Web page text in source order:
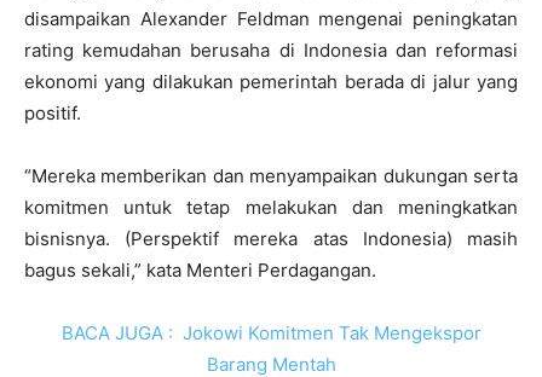
disampaikan Alexander Feldman mengenai peningkatan
rating kemudahan berusaha di Indonesia dan reformasi
ekonomi yang dilakukan pemerintah berada di jalur yang
positif.
“Mereka memberikan dan menyampaikan dukungan serta
komitmen untuk tetap melakukan dan meningkatkan
bisnisnya. (Perspektif mereka atas Indonesia) masih
bagus sekali,” kata Menteri Perdagangan.
BACA JUGA : Jokowi Komitmen Tak Mengekspor
Barang Mentah